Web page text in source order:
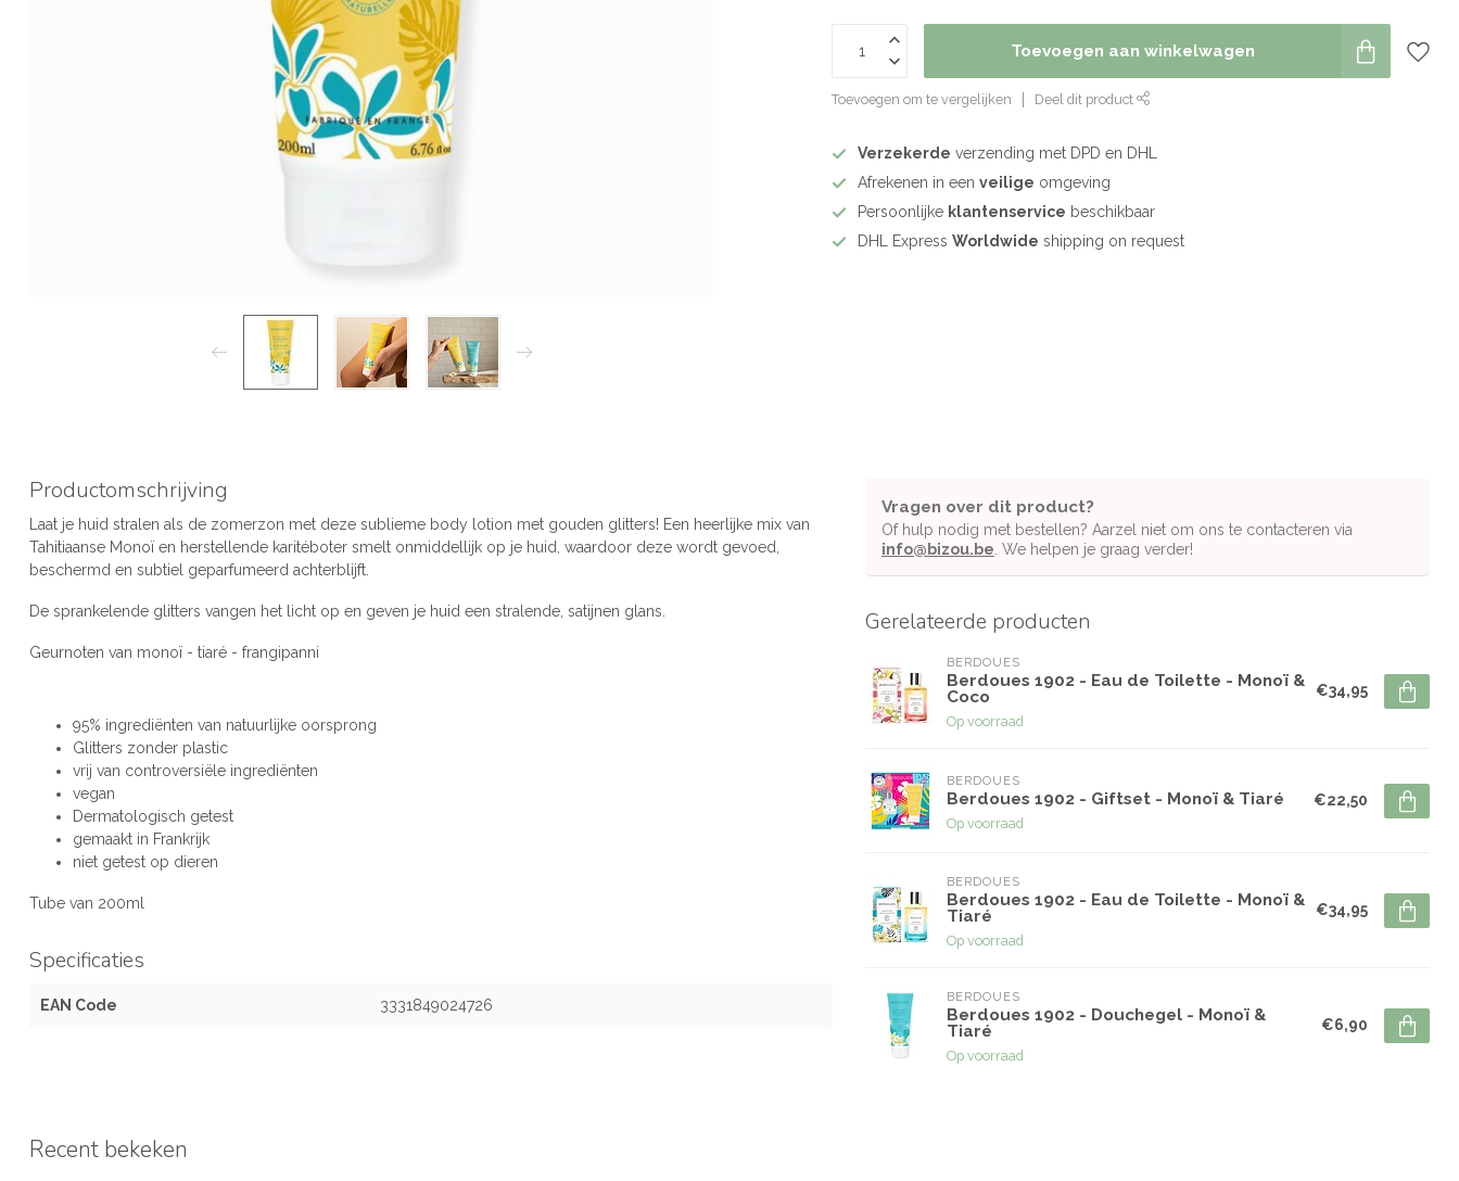
Toevoegen aan winkelwagen
Toevoegen om te vergelijken Deel dit product
Verzekerde verzending met DPD en DHL
Afrekenen in eenveilige omgeving
Persoonlijke klantenservice beschikbaar
DHL ExpressWorldwide shipping on request
Productomschrijving
Laat je huid stralen als de zomerzon met deze sublieme body lotion met gouden glitters! Een heerlijke mix van
Tahitiaanse Monoï en herstellende karitéboter smelt onmiddellijk op je huid, waardoor deze wordt gevoed,
beschermd en subtiel geparfumeerd achterblijft.
De sprankelende glitters vangen het licht op en geven je huid een stralende, satijnen glans.
Geurnoten van monoï - tiaré - frangipanni
95% ingrediënten van natuurlijke oorsprong
Glitters zonder plastic
vrij van controversiële ingrediënten
vegan
Dermatologisch getest
gemaakt in Frankrijk
niet getest op dieren
Tube van 200ml
Specificaties
EAN Code 3331849024726
Vragen over dit product?
Of hulp nodig met bestellen? Aarzel niet om ons te contacteren via
info@bizou.be . We helpen je graag verder!
Gerelateerde producten
BERDOUES
Berdoues 1902 - Eau de Toilette - Monoï &
Coco
Op voorraad
€34,95
BERDOUES
Berdoues 1902 - Giftset - Monoï & Tiaré
Op voorraad
€22,50
BERDOUES
Berdoues 1902 - Eau de Toilette - Monoï &
Tiaré
Op voorraad
€34,95
BERDOUES
Berdoues 1902 - Douchegel - Monoï &
Tiaré
Op voorraad
€6,90
Recent bekeken